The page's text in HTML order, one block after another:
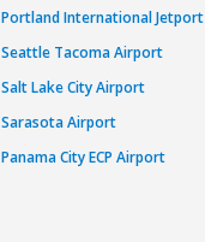
Portland International Jetport
Seattle Tacoma Airport
Salt Lake City Airport
Sarasota Airport
Panama City ECP Airport